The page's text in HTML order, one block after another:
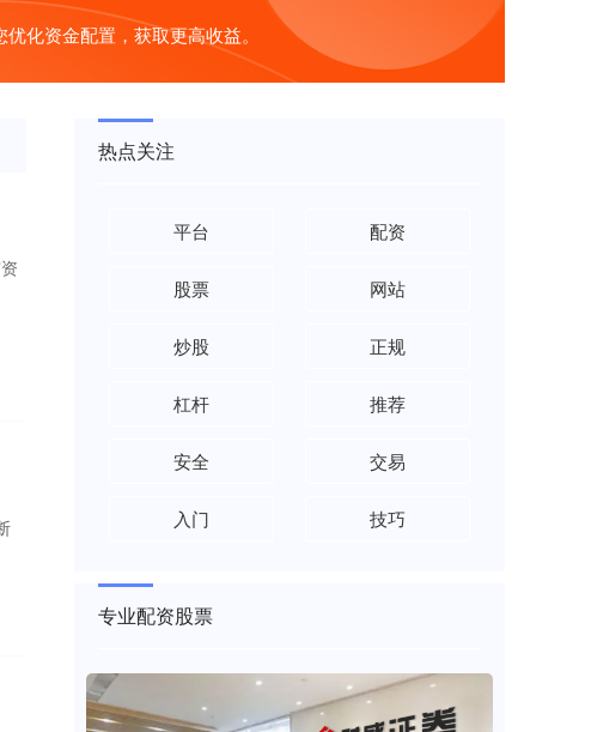
化资金配置，获取更高收益。
热点关注
平台 配资
股票 网站
炒股 正规
杠杆 推荐
安全 交易
入门 技巧
专业配资股票